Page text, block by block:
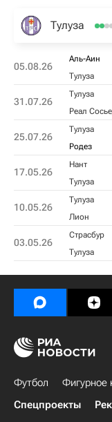
Тулуза
05.08.26
Аль-Аин
Тулуза
31.07.26
Тулуза
Реал
25.07.26
Тулуза
Родез
17.05.26
Нант
Тулуза
10.05.26
Тулуза
Лион
03.05.26
Страсбур
Тулуза
Футбол Фигурное
Спецпроекты